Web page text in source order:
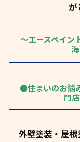
が
～エースペイン
●住まいのお悩
門
外壁塗装・屋